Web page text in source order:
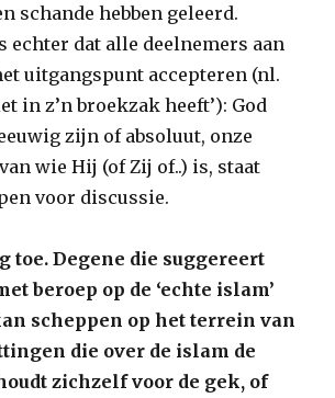
schande hebben geleerd.
echter dat alle deelnemers aan
uitgangspunt accepteren (nl.
in z’n broekzak heeft’): God
zijn of absoluut, onze
wie Hij (of Zij of..) is, staat
voor discussie.
toe. Degene die suggereert
beroep op de ‘echte islam’
scheppen op het terrein van
die over de islam de
zichzelf voor de gek, of